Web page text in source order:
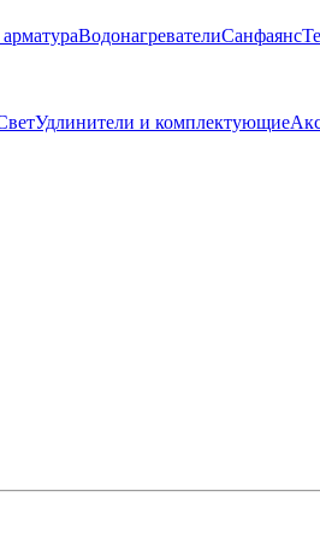
ВодонагревателиСанфаянс
Удлинители и комплектующие